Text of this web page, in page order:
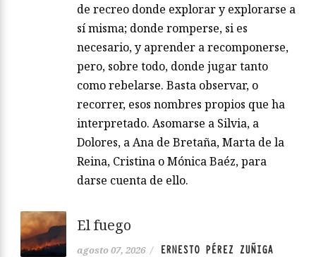
de recreo donde explorar y explorarse a
sí misma; donde romperse, si es
necesario, y aprender a recomponerse,
pero, sobre todo, donde jugar tanto
como rebelarse. Basta observar, o
recorrer, esos nombres propios que ha
interpretado. Asomarse a Silvia, a
Dolores, a Ana de Bretaña, Marta de la
Reina, Cristina o Mónica Baéz, para
darse cuenta de ello.
El fuego
agosto 07, 2026 / ERNESTO PÉREZ ZUÑIGA